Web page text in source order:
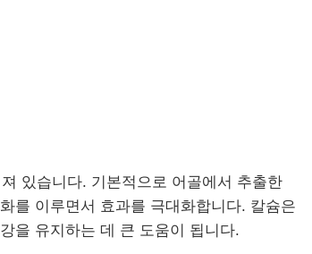
있습니다. 기본적으로 어골에서 추출한
를 이루면서 효과를 극대화합니다. 칼슘은
을 유지하는 데 큰 도움이 됩니다.